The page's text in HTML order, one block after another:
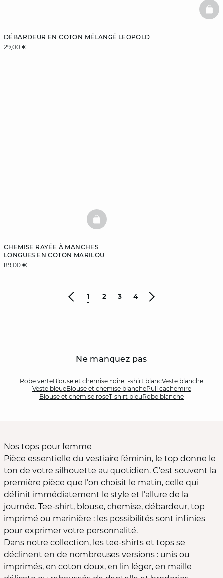
DÉBARDEUR EN COTON MÉLANGÉ LEOPOLD
29,00 €
CHEMISE RAYÉE À MANCHES
LONGUES EN COTON MARILOU
89,00 €
BASKETFULL
1 2 3 4
Ne manquez pas
Robe verteBlouse et chemise noireT-shirt blancVeste blanche
Veste bleueBlouse et chemise blanchePull cachemire
Blouse et chemise roseT-shirt bleuRobe blanche
Nos tops pour femme
Pièce essentielle du vestiaire féminin, le top donne le
ton de votre silhouette au quotidien. C’est souvent la
première pièce que l’on choisit le matin, celle qui
définit immédiatement le style et l’allure de la
journée. Tee-shirt, blouse, chemise, débardeur, top
imprimé ou marinière : les possibilités sont infinies
pour exprimer votre personnalité.
Dans notre collection, les tee-shirts et tops se
déclinent en de nombreuses versions : unis ou
imprimés, en coton doux, en lin léger, en maille